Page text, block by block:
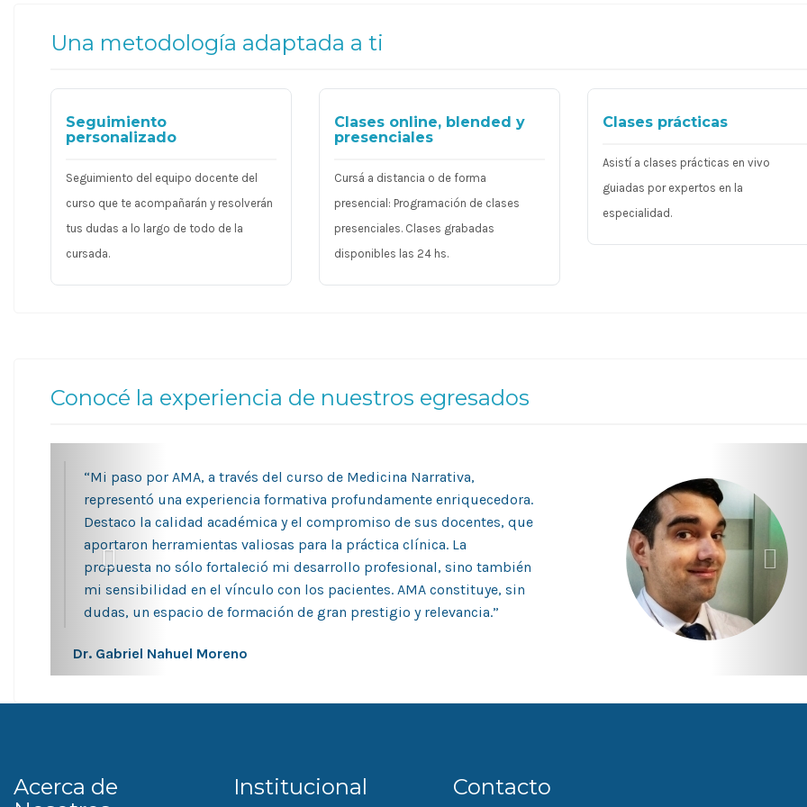
Una metodología adaptada a ti
Seguimiento
personalizado
Seguimiento del equipo docente del
curso que te acompañarán y resolverán
tus dudas a lo largo de todo de la
cursada.
Clases online, blended y
presenciales
Cursá a distancia o de forma
presencial: Programación de clases
presenciales. Clases grabadas
disponibles las 24 hs.
Clases prácticas
Asistí a clases prácticas en vivo
guiadas por expertos en la
especialidad.
Conocé la experiencia de nuestros egresados
“Mi paso por AMA, a través del curso de Medicina Narrativa,
representó una experiencia formativa profundamente enriquecedora.
Destaco la calidad académica y el compromiso de sus docentes, que
aportaron herramientas valiosas para la práctica clínica. La
propuesta no sólo fortaleció mi desarrollo profesional, sino también
mi sensibilidad en el vínculo con los pacientes. AMA constituye, sin
dudas, un espacio de formación de gran prestigio y relevancia.”
Dr. Gabriel Nahuel Moreno
Acerca de
Institucional Contacto